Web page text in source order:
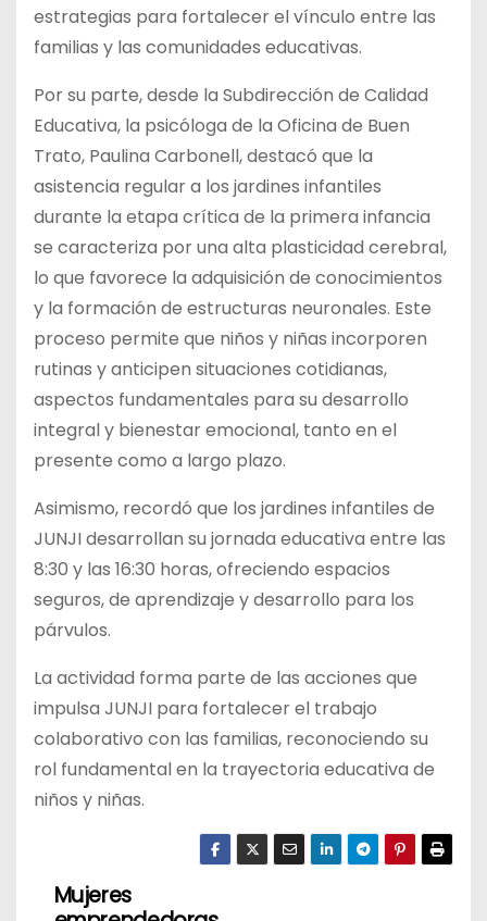
estrategias para fortalecer el vínculo entre las
familias y las comunidades educativas.
Por su parte, desde la Subdirección de Calidad
Educativa, la psicóloga de la Oficina de Buen
Trato, Paulina Carbonell, destacó que la
asistencia regular a los jardines infantiles
durante la etapa crítica de la primera infancia
se caracteriza por una alta plasticidad cerebral,
lo que favorece la adquisición de conocimientos
y la formación de estructuras neuronales. Este
proceso permite que niños y niñas incorporen
rutinas y anticipen situaciones cotidianas,
aspectos fundamentales para su desarrollo
integral y bienestar emocional, tanto en el
presente como a largo plazo.
Asimismo, recordó que los jardines infantiles de
JUNJI desarrollan su jornada educativa entre las
8:30 y las 16:30 horas, ofreciendo espacios
seguros, de aprendizaje y desarrollo para los
párvulos.
La actividad forma parte de las acciones que
impulsa JUNJI para fortalecer el trabajo
colaborativo con las familias, reconociendo su
rol fundamental en la trayectoria educativa de
niños y niñas.
NMujeres